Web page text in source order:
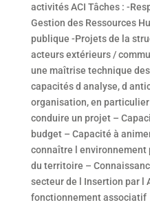
activités ACI Tâches : -
Gestion des Ressources
publique -Projets de la
acteurs extérieurs /
une maîtrise technique
capacités d analyse, d
organisation, en
conduire un projet –
budget – Capacité à
connaître l environnement
du territoire –
secteur de l Insertion par l
fonctionnement associatif